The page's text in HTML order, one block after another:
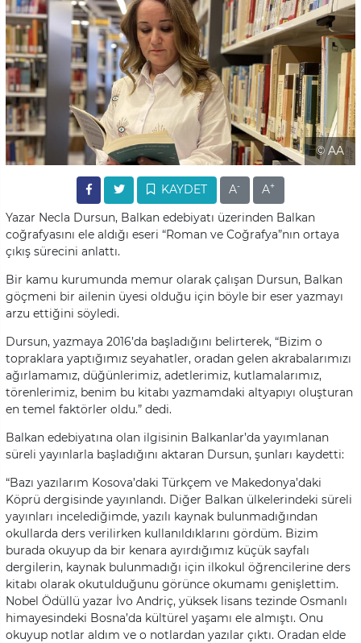
© AA
KAYDET A- A+
Yazar Necla Dursun, Balkan edebiyatı üzerinden Balkan
coğrafyasını ele aldığı eseri “Roman ve Coğrafya”nın ortaya
çıkış sürecini anlattı.
Bir kamu kurumunda memur olarak çalışan Dursun, Balkan
göçmeni bir ailenin üyesi olduğu için böyle bir eser yazmayı
arzu ettiğini söyledi.
Dursun, yazmaya 2016’da başladığını belirterek, “Bizim o
topraklara yaptığımız seyahatler, oradan gelen akrabalarımızı
ağırlamamız, düğünlerimiz, adetlerimiz, kutlamalarımız,
törenlerimiz, benim bu kitabı yazmamdaki altyapıyı oluşturan
en temel faktörler oldu.” dedi.
Balkan edebiyatına olan ilgisinin Balkanlar’da yayımlanan
süreli yayınlarla başladığını aktaran Dursun, şunları kaydetti:
“Bazı yazılarım Kosova’daki Türkçem ve Makedonya’daki
Köprü dergisinde yayınlandı. Diğer Balkan ülkelerindeki süreli
yayınları incelediğimde, yazılı kaynak bulunmadığından
okullarda ders verilirken kullanıldıklarını gördüm. Bizim
burada okuyup da bir kenara ayırdığımız küçük sayfalı
dergilerin, kaynak bulunmadığı için ilkokul öğrencilerine ders
kitabı olarak okutulduğunu görünce okumamı genişlettim.
Nobel Ödüllü yazar İvo Andriç, yüksek lisans tezinde Osmanlı
himayesindeki Bosna’da kültürel yaşamı ele almıştı. Onu
okuyup notlar aldım ve o notlardan yazılar çıktı. Oradan elde